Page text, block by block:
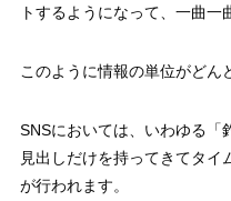
トするようになって、一曲一
このように情報の単位がどん
SNSにおいては、いわゆる「
見出しだけを持ってきてタイ
が行われます。